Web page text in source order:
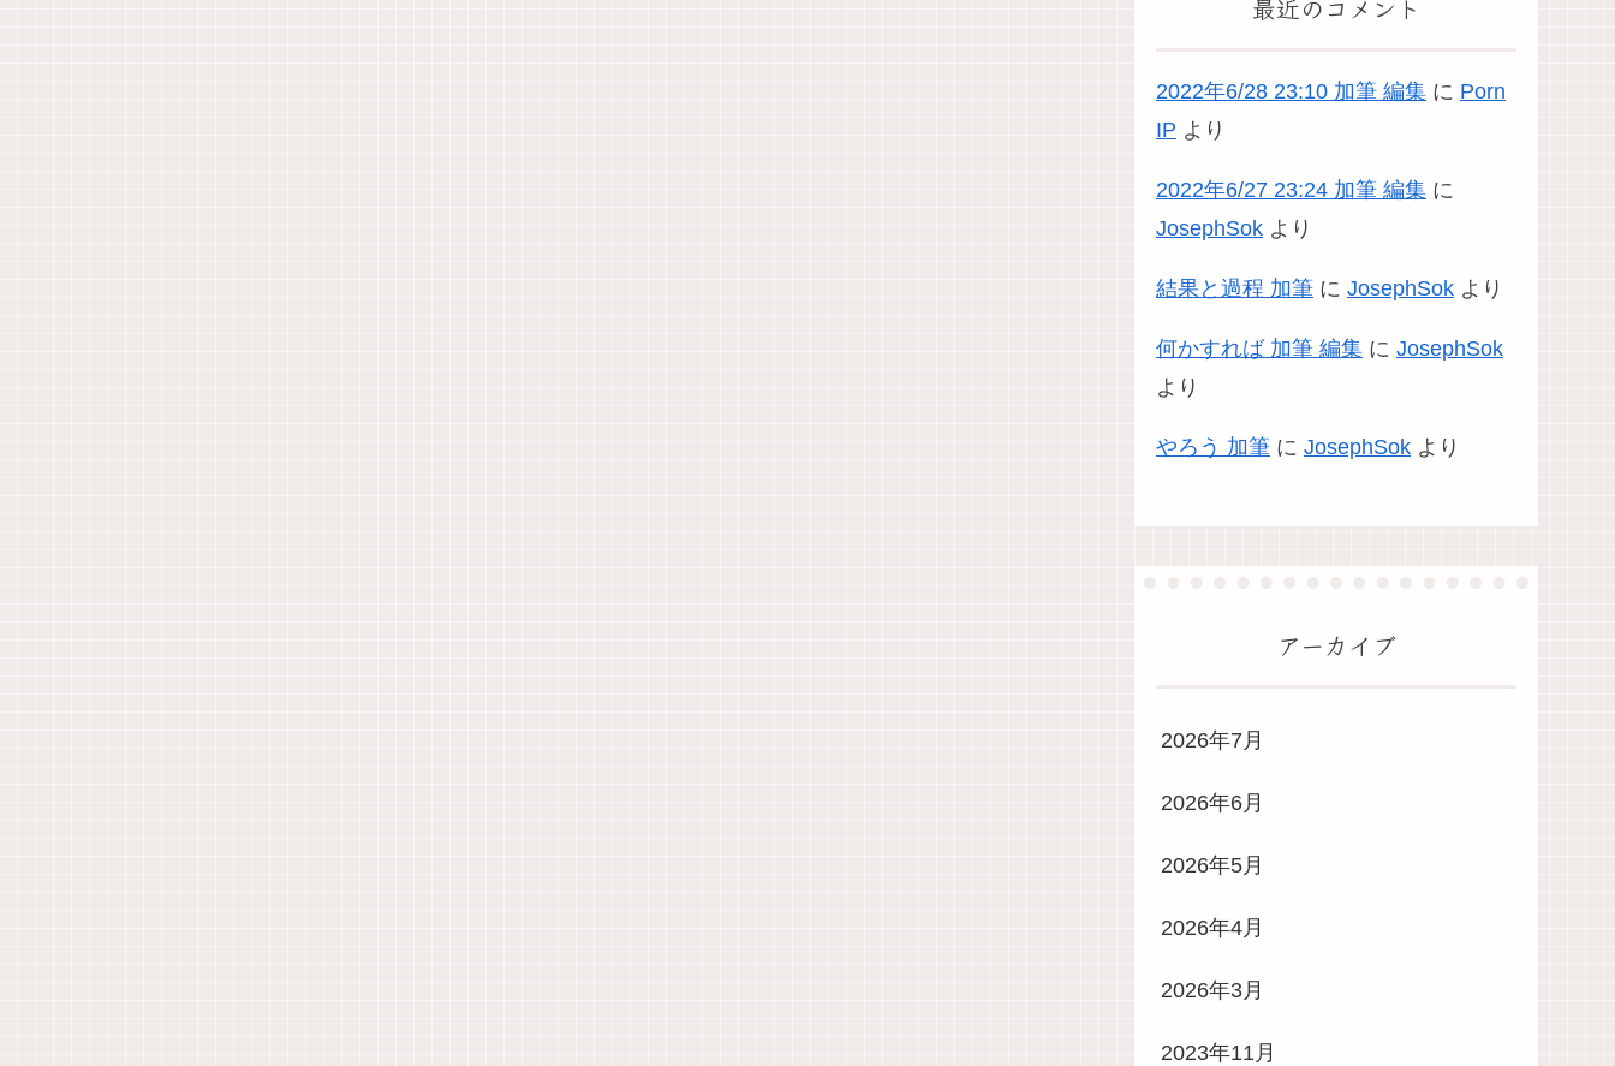
最近のコメント
2022年6/28 23:10 加筆 編集 に Porn
IP より
2022年6/27 23:24 加筆 編集 に
JosephSok より
結果と過程 加筆 に JosephSok より
何かすれば 加筆 編集 に JosephSok
より
やろう 加筆 に JosephSok より
アーカイブ
2026年7月
2026年6月
2026年5月
2026年4月
2026年3月
2023年11月